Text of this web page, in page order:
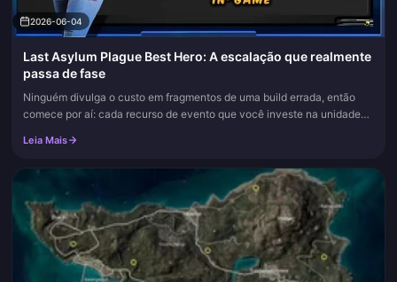
2026-06-04
Last Asylum Plague Best Hero: A escalação que realmente
passa de fase
Ninguém divulga o custo em fragmentos de uma build errada, então
comece por aí: cada recurso de evento que você investe na unidade
Leia Mais